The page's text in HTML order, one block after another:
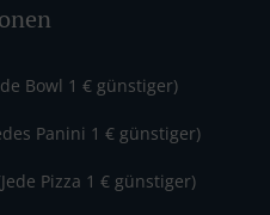
Bowl 1 € günstiger)
Panini 1 € günstiger)
Pizza 1 € günstiger)